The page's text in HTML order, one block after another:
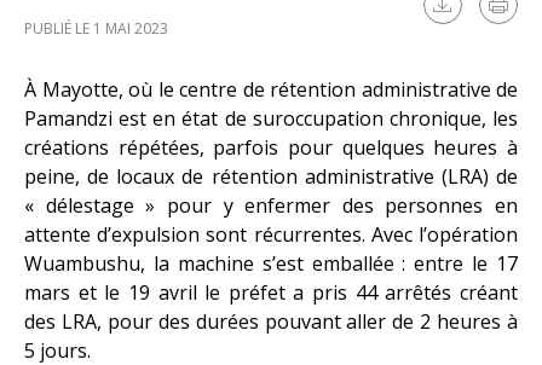
PUBLIÉ LE 1 MAI 2023
À Mayotte, où le centre de rétention administrative de
Pamandzi est en état de suroccupation chronique, les
créations répétées, parfois pour quelques heures à
peine, de locaux de rétention administrative (LRA) de
« délestage » pour y enfermer des personnes en
attente d’expulsion sont récurrentes. Avec l’opération
Wuambushu, la machine s’est emballée : entre le 17
mars et le 19 avril le préfet a pris 44 arrêtés créant
des LRA, pour des durées pouvant aller de 2 heures à
5 jours.